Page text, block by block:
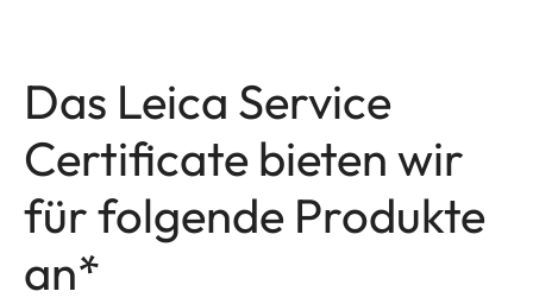
Das Leica Service
Certificate bieten wir
für folgende Produkte
an*